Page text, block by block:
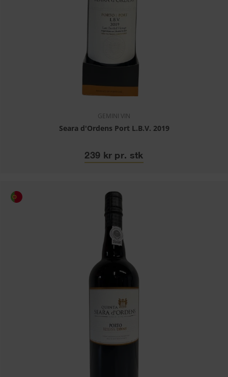
GEMINI VIN
Seara d'Ordens Port L.B.V. 2019
239 kr pr. stk